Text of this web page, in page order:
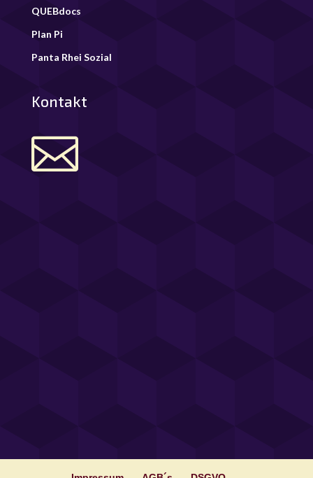
QUEBdocs
Plan Pi
Panta Rhei Sozial
Kontakt
